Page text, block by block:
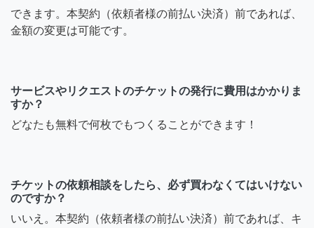
できます。本契約（依頼者様の前払い決済）前であれば、
金額の変更は可能です。
サービスやリクエストのチケットの発行に費用はかかりま
すか？
どなたも無料で何枚でもつくることができます！
チケットの依頼相談をしたら、必ず買わなくてはいけない
のですか？
いいえ。本契約（依頼者様の前払い決済）前であれば、キ